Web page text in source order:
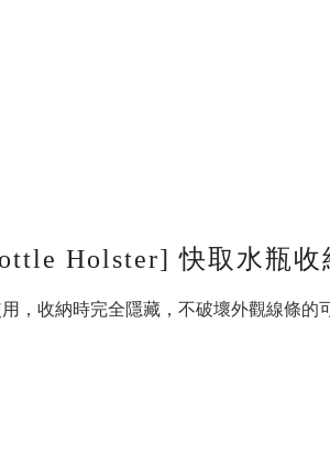
Holster] 快取水瓶收
，收納時完全隱藏，不破壞外觀線條的